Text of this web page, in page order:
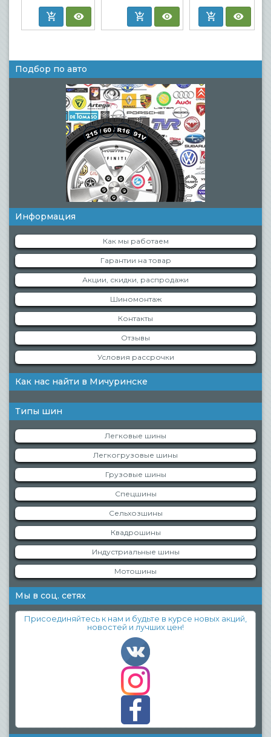
Подбор по авто
Информация
Как мы работаем
Гарантии на товар
Акции, скидки, распродажи
Шиномонтаж
Контакты
Отзывы
Условия рассрочки
Как нас найти в Мичуринске
Типы шин
Легковые шины
Легкогрузовые шины
Грузовые шины
Спецшины
Сельхозшины
Квадрошины
Индустриальные шины
Мотошины
Мы в соц. сетях
Присоединяйтесь к нам и будьте в курсе новых акций,
новостей и лучших цен!